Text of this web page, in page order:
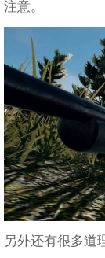
注意。
另外还有很多道